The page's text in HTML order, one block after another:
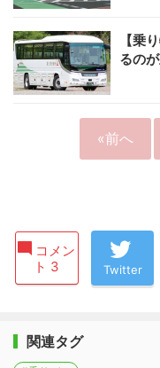
【乗
るの
«前へ
コメン
ト 3
Twitter
関連タグ